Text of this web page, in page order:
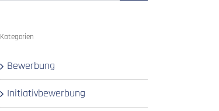
Kategorien
Bewerbung
Initiativbewerbung